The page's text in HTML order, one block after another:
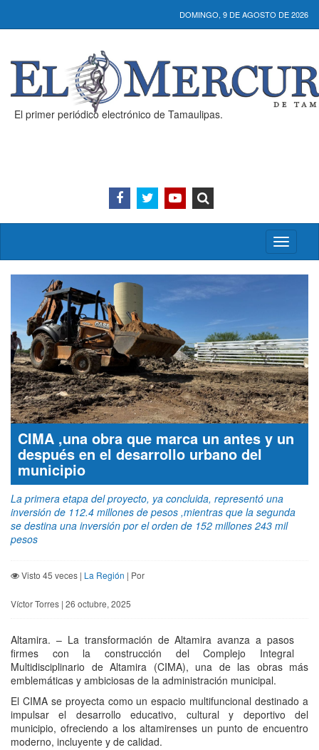
DOMINGO, 9 DE AGOSTO DE 2026
El primer periódico electrónico de Tamaulipas.
Activar/
menú
CIMA ,una obra que marca un antes y un
después en el desarrollo urbano del
municipio
La primera etapa del proyecto, ya concluida, representó una
inversión de 112.4 millones de pesos ,mientras que la segunda
se destina una inversión por el orden de 152 millones 243 mil
pesos
Visto 45 veces | La Región | Por
Víctor Torres | 26 octubre, 2025
Altamira. – La transformación de Altamira avanza a pasos
firmes con la construcción del Complejo Integral
Multidisciplinario de Altamira (CIMA), una de las obras más
emblemáticas y ambiciosas de la administración municipal.
El CIMA se proyecta como un espacio multifuncional destinado a
impulsar el desarrollo educativo, cultural y deportivo del
municipio, ofreciendo a los altamirenses un punto de encuentro
moderno, incluyente y de calidad.